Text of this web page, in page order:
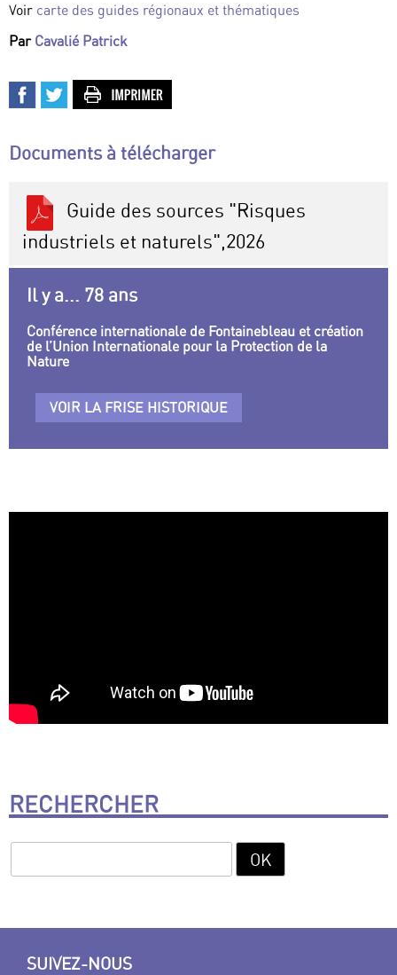
Voir carte des guides régionaux et thématiques
Par Cavalié Patrick
Documents à télécharger
Guide des sources "Risques
industriels et naturels",2026
Il y a... 78 ans
Conférence internationale de Fontainebleau et création
de l’Union Internationale pour la Protection de la
Nature
VOIR LA FRISE HISTORIQUE
RECHERCHER
SUIVEZ-NOUS